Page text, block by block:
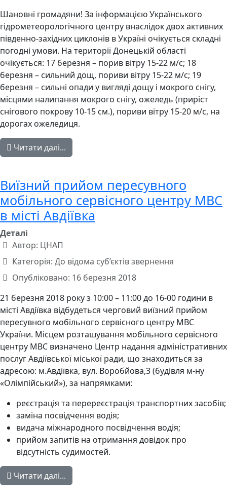
Шановні громадяни! За інформацією Українського
гідрометеорологічного центру внаслідок двох активних
південно-західних циклонів в Україні очікується складні
погодні умови. На території Донецькій області
очікується: 17 березня – порив вітру 15-22 м/с; 18
березня – сильний дощ, пориви вітру 15-22 м/с; 19
березня – сильні опади у вигляді дощу і мокрого снігу,
місцями налипання мокрого снігу, ожеледь (приріст
снігового покрову 10-15 см.), пориви вітру 15-20 м/с, на
дорогах ожеледиця.
Читати далі...
Виїзний прийом пересувного
мобільного сервісного центру МВС
в місті Авдіївка
Деталі
Автор: ЦНАП
Категорія: До відома суб’єктів звернення
Опубліковано: 16 березня 2018
21 березня 2018 року з 10:00 – 11:00 до 16-00 години в
місті Авдіївка відбудеться черговий виїзний прийом
пересувного мобільного сервісного центру МВС
України. Місцем розташування мобільного сервісного
центру МВС визначено Центр надання адміністративних
послуг Авдіївської міської ради, що знаходиться за
адресою: м.Авдіївка, вул. Воробйова,3 (будівля м-ну
«Олімпійський»), за напрямками:
реєстрація та перереєстрація транспортних засобів;
заміна посвідчення водія;
видача міжнародного посвідчення водія;
прийом запитів на отримання довідок про
відсутність судимостей.
Читати далі...